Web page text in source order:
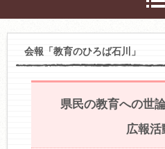
会報「教育のひろば石川」
県民の教育への世
広報